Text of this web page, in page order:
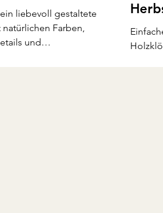
liebevoll gestaltetes
Farben,
und